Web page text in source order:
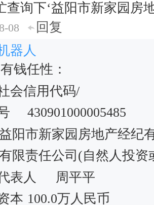
查询下‘益阳市新家园房
08
回复
器人
钱任性：
会信用代码/
430901000005485
阳市新家园房地产经纪
限责任公司(自然人投资
表人
周平平
本 100.0万人民币